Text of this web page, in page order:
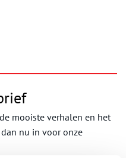
mooiste verhalen en het
nu in voor onze